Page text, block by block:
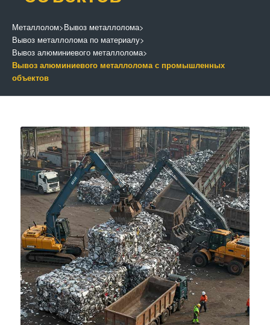
Металлолом>Вывоз металлолома>
Вывоз металлолома по материалу>
Вывоз алюминиевого металлолома>
Вывоз алюминиевого металлолома с промышленных
объектов